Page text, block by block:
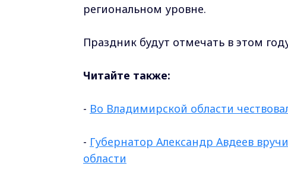
региональном уровне.
Праздник будут отмечать в этом
Читайте также:
- Во Владимирской области
- Губернатор Александр Авдеев
области